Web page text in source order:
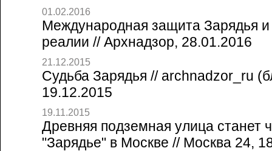
01.02.2016
Международная защита Зарядья
реалии // Архнадзор, 28.01.2016
21.12.2015
Судьба Зарядья // archnadzor_ru
19.12.2015
19.11.2015
Древняя подземная улица станет
"Зарядье" в Москве // Москва 24,